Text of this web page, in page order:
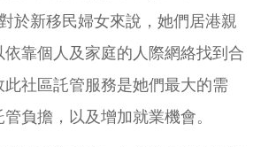
於新移民婦女來說，她們居港親
靠個人及家庭的人際網絡找到合
社區託管服務是她們最大的需
負擔，以及增加就業機會。